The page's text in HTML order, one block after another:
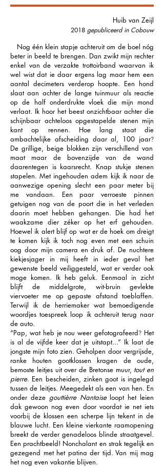
Huib van Zeijl
2018 gepubliceerd in Cobouw
Nog één klein stapje achteruit om de boel nóg
beter in beeld te brengen. Dan zwikt mijn rechter
enkel van de verzakte trottoirband waarvan ik
wel wist dat ie daar ergens lag maar hem een
aantal decimeters verderop hoopte. Een hond
slaat aan achter de lange tuinmuur als reactie
op de half onderdrukte vloek die mijn mond
verlaat. Ik hoor het beest onzichtbaar achter die
schijnbaar achteloos opgestapelde stenen mijn
kant op rennen. Hoe lang staat die
ambachtelijke afscheiding daar al, 100 jaar?
De grillige, beige blokken zijn verschillend van
maat maar de bovenzijde van de wand
daarentegen is kaarsrecht. Knap stukje stenen
stapelen. Met ingehouden adem kijk ik naar de
aanwezige opening slecht een paar meter bij
me vandaan. Een paar verroeste pinnen
getuigen nog van de poort die in het verleden
daarin moet hebben gehangen. Die had het
waakzame dier zéker op het erf gehouden.
Hoewel ik alert blijf op wat er de hoek om dreigt
te komen kijk ik toch nog even met een schuin
oog door mijn camera en druk af. De nuchtere
kiekjesjager in mij heeft in ieder geval het
gewenste beeld veiliggesteld, wat er verder ook
moge komen. Ik heb geluk. Eenmaal in zicht
blijft de middelgrote, wit-bruin gevlekte
viervoeter me op gepaste afstand toeblaffen.
Terwijl ik de herriemaker wat bemoedigende
woordjes toespreek loop ik achteruit terug naar
de auto.
“Pap, wat heb je nou weer gefotografeerd? Het
is al de vijfde keer dat je uitstapt...” Ik laat de
jongste mijn foto zien. Geholpen door vergrijsde,
ranke houten gootklossen kragen de oude,
bemoste leitjes uit over de Bretonse muur, tout en
pierre. Een bescheiden, zinken goot is ingelegd
tussen de leitjes. Meegedekt als een van hen. En
onder deze gouttièrre Nantaiseloopt het leien
dak gewoon nog even door voordat ie net iets
voorbij de klossen een scherpe lijn tekent in de
blauwe lucht. Een kleine vierkante raamopening
breekt de verder genadeloos blinde straatgevel.
Een prachtbeeld! Nonchalant en strak tegelijk en
gezegend met het patina der tijd. Van mij mag
het nog even vakantie blijven.